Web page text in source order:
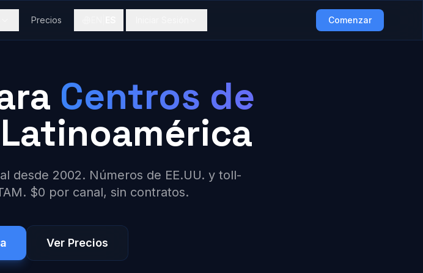
Precios Comenzar
Centros de
desde 2002. Números de EE.UU. y toll-
$0 por canal, sin contratos.
Ver Precios